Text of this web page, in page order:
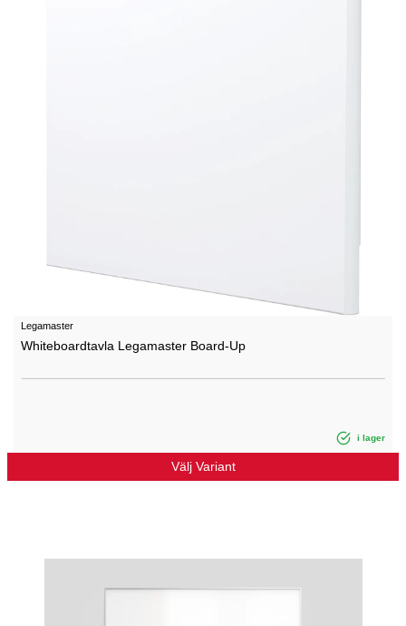
Legamaster
Whiteboardtavla Legamaster Board-Up
i lager
Välj Variant